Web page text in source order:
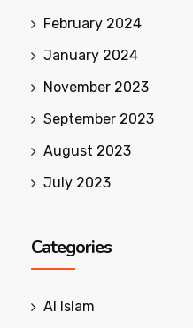
February 2024
January 2024
November 2023
September 2023
August 2023
July 2023
Categories
Al Islam